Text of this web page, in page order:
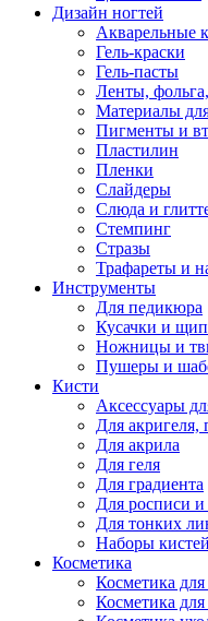
Дизайн ногтей
Акварельные
Гель-краски
Гель-пасты
Ленты,
Материалы
Пигменты и
Пластилин
Пленки
Слайдеры
Слюда и
Стемпинг
Стразы
Трафареты и
Инструменты
Для педикюра
Кусачки и
Ножницы и
Пушеры и
Кисти
Аксессуары
Для акригеля,
Для акрила
Для геля
Для градиента
Для росписи и
Для тонких
Наборы кистей
Косметика
Косметика
Косметика